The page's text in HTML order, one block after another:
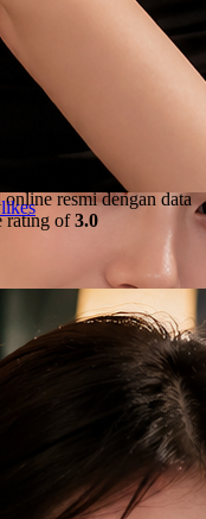
& Bandar
situs Toto
resmi dengan data
rating of3.0